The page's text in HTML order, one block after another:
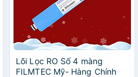
Lõi Lọc RO Số 4 màng
FILMTEC Mỹ- Hàng Chính